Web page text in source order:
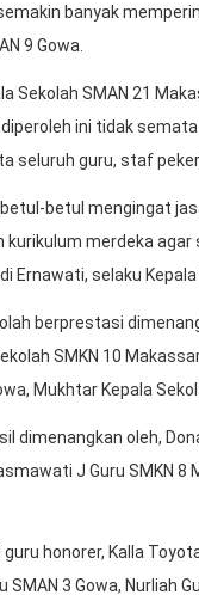
banyak
9 Gowa.
Sekolah SMAN 21
ini tidak
seluruh guru, staf
betul mengingat
kurikulum merdeka
Ernawati, selaku
berprestasi
SMKN 10
Mukhtar Kepala
dimenangkan oleh,
J Guru SMKN
honorer, Kalla
SMAN 3 Gowa, Nurliah